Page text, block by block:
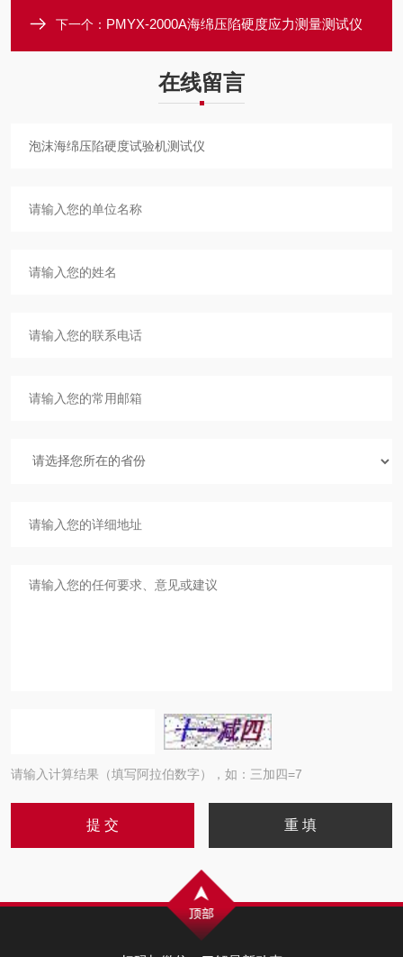
下一个： PMYX-2000A海绵压陷硬度应力测量测试仪
在线留言
请输入计算结果（填写阿拉伯数字），如：三加四=7